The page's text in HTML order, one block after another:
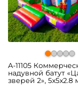
A-11105
надувной батут
зверей 2», 5x5x2.8